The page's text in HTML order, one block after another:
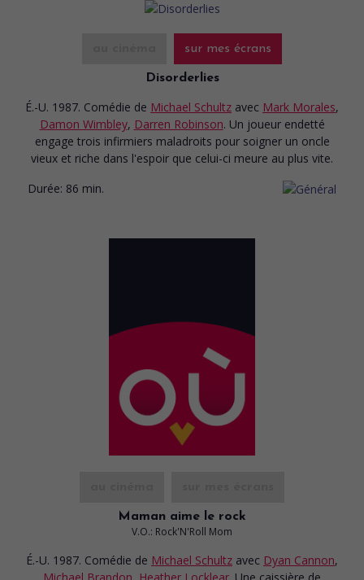
sur mes écrans
Disorderlies
É.-U. 1987. Comédie de Michael Schultz avec Mark Morales,
Damon Wimbley, Darren Robinson. Un joueur endetté
engage trois infirmiers maladroits pour soigner un oncle
vieux et riche dans l'espoir que celui-ci meure au plus vite.
Durée: 86 min.
Maman aime le rock
V.O.: Rock'N'Roll Mom
É.-U. 1987. Comédie de Michael Schultz avec Dyan Cannon,
Michael Brandon, Heather Locklear. Une caissière de